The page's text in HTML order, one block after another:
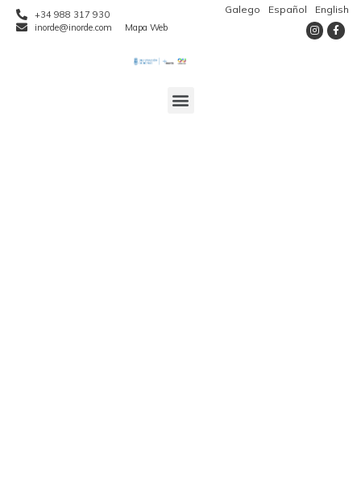
+34 988 317 930
inorde@inorde.com
Mapa Web
Galego Español English